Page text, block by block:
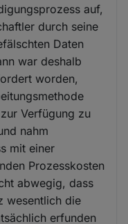
auf,
durch seine
Daten
war deshalb
worden,
Verfügung zu
nahm
mit einer
Prozesskosten
abwegig, dass
wesentlich die
erfunden